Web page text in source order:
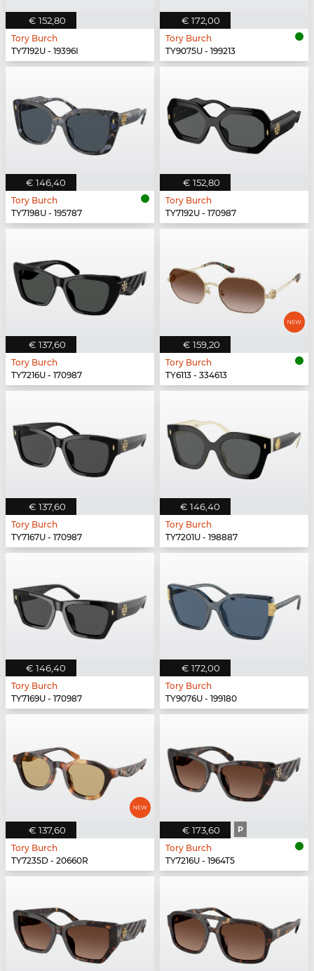
€ 152,80
Tory Burch
TY7192U - 19396I
€ 172,00
Tory Burch
TY9075U - 199213
€ 146,40
Tory Burch
TY7198U - 195787
€ 152,80
Tory Burch
TY7192U - 170987
€ 137,60
Tory Burch
TY7216U - 170987
€ 159,20
Tory Burch
TY6113 - 334613
€ 137,60
Tory Burch
TY7167U - 170987
€ 146,40
Tory Burch
TY7201U - 198887
€ 146,40
Tory Burch
TY7169U - 170987
€ 172,00
Tory Burch
TY9076U - 199180
€ 137,60
Tory Burch
TY7235D - 20660R
€ 173,60 P
Tory Burch
TY7216U - 1964T5